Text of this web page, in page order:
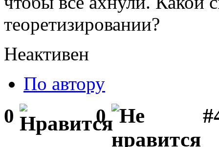
теоретизировании?
Неактивен
По автору
0 0